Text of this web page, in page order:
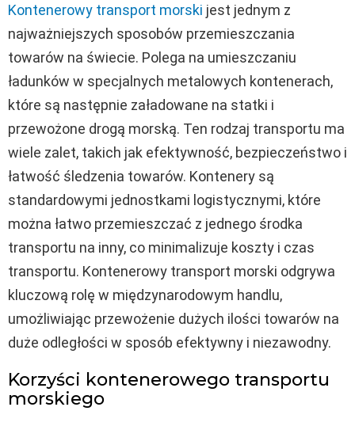
Kontenerowy transport morski jest jednym z
najważniejszych sposobów przemieszczania
towarów na świecie. Polega na umieszczaniu
ładunków w specjalnych metalowych kontenerach,
które są następnie załadowane na statki i
przewożone drogą morską. Ten rodzaj transportu ma
wiele zalet, takich jak efektywność, bezpieczeństwo i
łatwość śledzenia towarów. Kontenery są
standardowymi jednostkami logistycznymi, które
można łatwo przemieszczać z jednego środka
transportu na inny, co minimalizuje koszty i czas
transportu. Kontenerowy transport morski odgrywa
kluczową rolę w międzynarodowym handlu,
umożliwiając przewożenie dużych ilości towarów na
duże odległości w sposób efektywny i niezawodny.
Korzyści kontenerowego transportu
morskiego